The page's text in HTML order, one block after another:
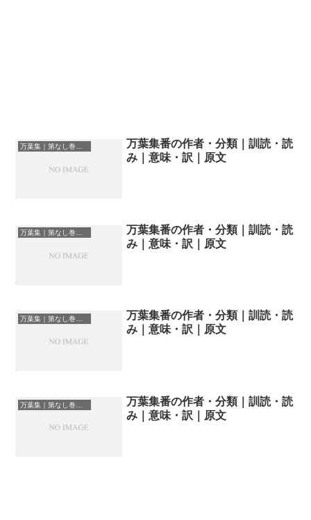
万葉集｜第なし巻の和歌一覧
万葉集番の作者・分類｜訓読・読
み｜意味・訳｜原文
万葉集｜第なし巻の和歌一覧
万葉集番の作者・分類｜訓読・読
み｜意味・訳｜原文
万葉集｜第なし巻の和歌一覧
万葉集番の作者・分類｜訓読・読
み｜意味・訳｜原文
万葉集｜第なし巻の和歌一覧
万葉集番の作者・分類｜訓読・読
み｜意味・訳｜原文